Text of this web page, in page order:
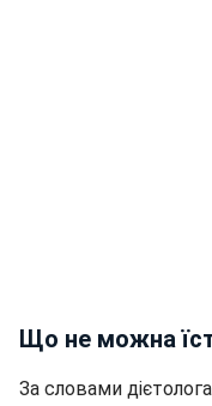
Що не можна
За словами